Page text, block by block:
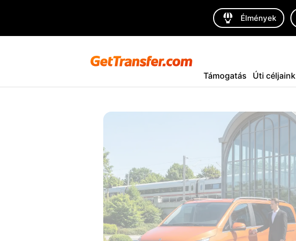
Élmények
Támogatás Úti céljaink